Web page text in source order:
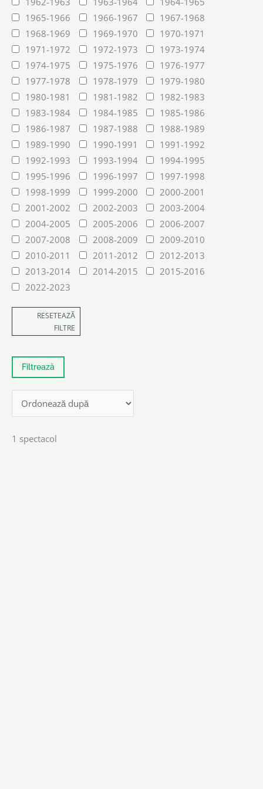
1965-1966
1966-1967
1967-1968
1968-1969
1969-1970
1970-1971
1971-1972
1972-1973
1973-1974
1974-1975
1975-1976
1976-1977
1977-1978
1978-1979
1979-1980
1980-1981
1981-1982
1982-1983
1983-1984
1984-1985
1985-1986
1986-1987
1987-1988
1988-1989
1989-1990
1990-1991
1991-1992
1992-1993
1993-1994
1994-1995
1995-1996
1996-1997
1997-1998
1998-1999
1999-2000
2000-2001
2001-2002
2002-2003
2003-2004
2004-2005
2005-2006
2006-2007
2007-2008
2008-2009
2009-2010
2010-2011
2011-2012
2012-2013
2013-2014
2014-2015
2015-2016
2022-2023
RESETEAZĂ
FILTRE
1 spectacol